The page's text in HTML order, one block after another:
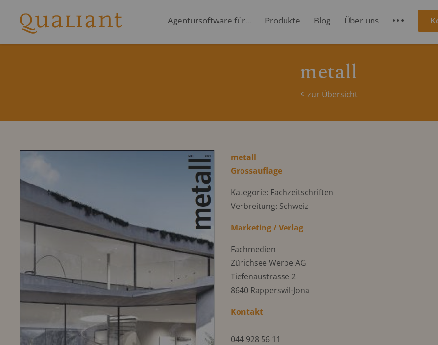
Agentursoftware für... Produkte Blog Über uns S
metall
zur Übersicht
metall
Grossauflage
Kategorie: Fachzeitschriften
Verbreitung: Schweiz
Marketing / Verlag
Fachmedien
Zürichsee Werbe AG
Tiefenaustrasse 2
8640 Rapperswil-Jona
Kontakt
044 928 56 11